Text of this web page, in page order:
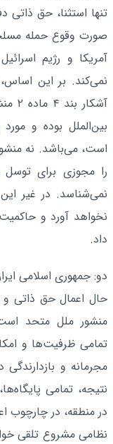
صورت وقوع حمله
آمریکا و رژیم
نمی‌کند. بر این
بین‌الملل بوده و
است، می‌باشد. نه
را مجوزی برای
نمی‌شناسد. در غیر
نخواهد آورد و
داد.
دو: جمهوری اسلامی
منشور ملل متحد
تمامی ظرفیت‌ها و
مجرمانه و بازدارندگی
نتیجه، تمامی
در منطقه، در چارچوب
نظامی مشروع تلقی